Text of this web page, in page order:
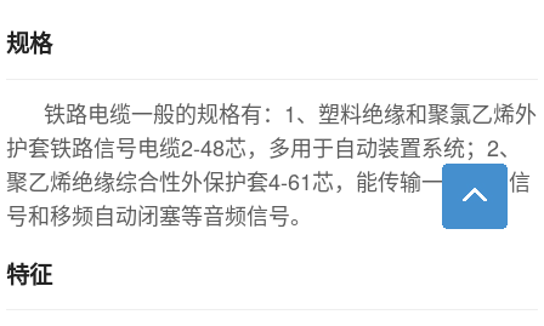
规格
铁路电缆一般的规格有：1、塑料绝缘和聚氯乙烯外
护套铁路信号电缆2-48芯，多用于自动装置系统；2、
聚乙烯绝缘综合性外保护套4-61芯，能传输一般自动信
号和移频自动闭塞等音频信号。
特征